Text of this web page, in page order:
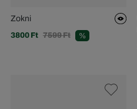
Zokni
3800 Ft 7599 Ft %